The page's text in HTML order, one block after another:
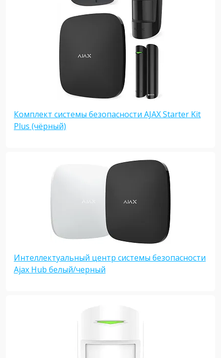
Комплект системы безопасности AJAX Starter Kit
Plus (чёрный)
Интеллектуальный центр системы безопасности
Ajax Hub белый/черный